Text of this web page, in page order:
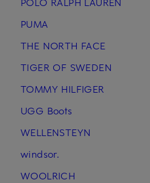
PUMA
THE NORTH FACE
TIGER OF SWEDEN
TOMMY HILFIGER
UGG Boots
WELLENSTEYN
windsor.
WOOLRICH